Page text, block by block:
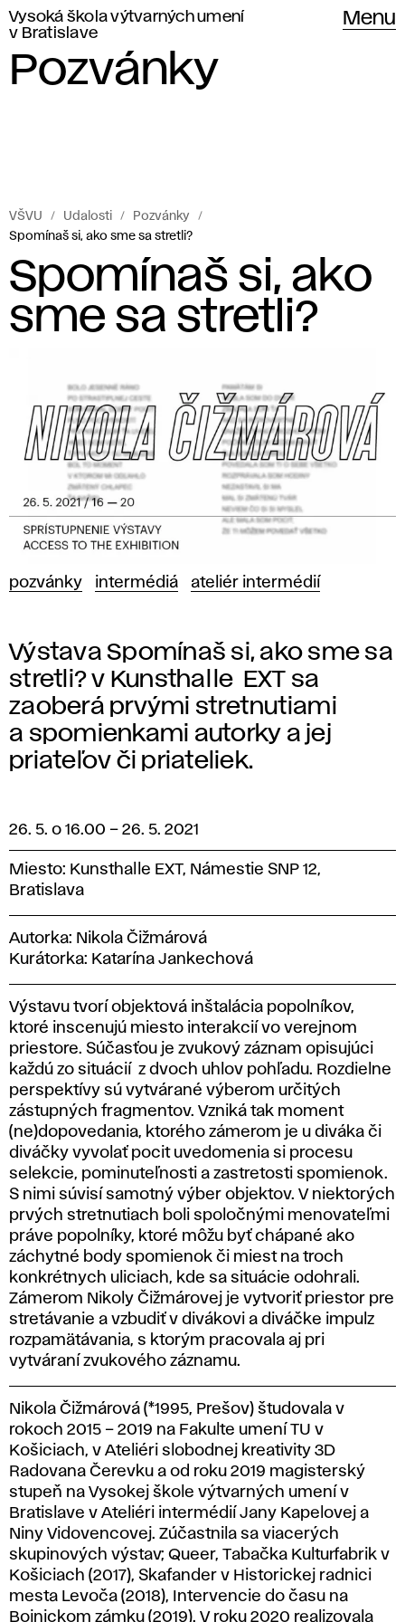
Vysoká škola výtvarných umení
v Bratislave
Menu
Pozvánky
VŠVU Udalosti
Pozvánky
Spomínaš si, ako sme sa stretli?
Spomínaš si, ako
sme sa stretli?
pozvánky intermédiá ateliér intermédií
Výstava Spomínaš si, ako sme sa
stretli? v Kunsthalle EXT sa
zaoberá prvými stretnutiami
a spomienkami autorky a jej
priateľov či priateliek.
26. 5. o 16.00 – 26. 5. 2021
Miesto: Kunsthalle EXT, Námestie SNP 12,
Bratislava
Autorka: Nikola Čižmárová
Kurátorka: Katarína Jankechová
Výstavu tvorí objektová inštalácia popolníkov,
ktoré inscenujú miesto interakcií vo verejnom
priestore. Súčasťou je zvukový záznam opisujúci
každú zo situácií z dvoch uhlov pohľadu. Rozdielne
perspektívy sú vytvárané výberom určitých
zástupných fragmentov. Vzniká tak moment
(ne)dopovedania, ktorého zámerom je u diváka či
diváčky vyvolať pocit uvedomenia si procesu
selekcie, pominuteľnosti a zastretosti spomienok.
S nimi súvisí samotný výber objektov. V niektorých
prvých stretnutiach boli spoločnými menovateľmi
práve popolníky, ktoré môžu byť chápané ako
záchytné body spomienok či miest na troch
konkrétnych uliciach, kde sa situácie odohrali.
Zámerom Nikoly Čižmárovej je vytvoriť priestor pre
stretávanie a vzbudiť v divákovi a diváčke impulz
rozpamätávania, s ktorým pracovala aj pri
vytváraní zvukového záznamu.
Nikola Čižmárová (*1995, Prešov) študovala v
rokoch 2015 – 2019 na Fakulte umení TU v
Košiciach, v Ateliéri slobodnej kreativity 3D
Radovana Čerevku a od roku 2019 magisterský
stupeň na Vysokej škole výtvarných umení v
Bratislave v Ateliéri intermédií Jany Kapelovej a
Niny Vidovencovej. Zúčastnila sa viacerých
skupinových výstav; Queer, Tabačka Kulturfabrik v
Košiciach (2017), Skafander v Historickej radnici
mesta Levoča (2018), Intervencie do času na
Bojnickom zámku (2019). V roku 2020 realizovala